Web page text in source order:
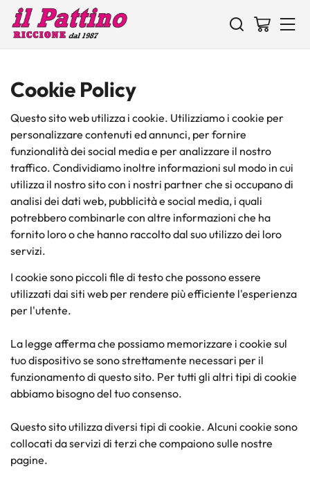
Cookie Policy
Questo sito web utilizza i cookie. Utilizziamo i cookie per
personalizzare contenuti ed annunci, per fornire
funzionalità dei social media e per analizzare il nostro
traffico. Condividiamo inoltre informazioni sul modo in cui
utilizza il nostro sito con i nostri partner che si occupano di
analisi dei dati web, pubblicità e social media, i quali
potrebbero combinarle con altre informazioni che ha
fornito loro o che hanno raccolto dal suo utilizzo dei loro
servizi.
I cookie sono piccoli file di testo che possono essere
utilizzati dai siti web per rendere più efficiente l'esperienza
per l'utente.
La legge afferma che possiamo memorizzare i cookie sul
tuo dispositivo se sono strettamente necessari per il
funzionamento di questo sito. Per tutti gli altri tipi di cookie
abbiamo bisogno del tuo consenso.
Questo sito utilizza diversi tipi di cookie. Alcuni cookie sono
collocati da servizi di terzi che compaiono sulle nostre
pagine.